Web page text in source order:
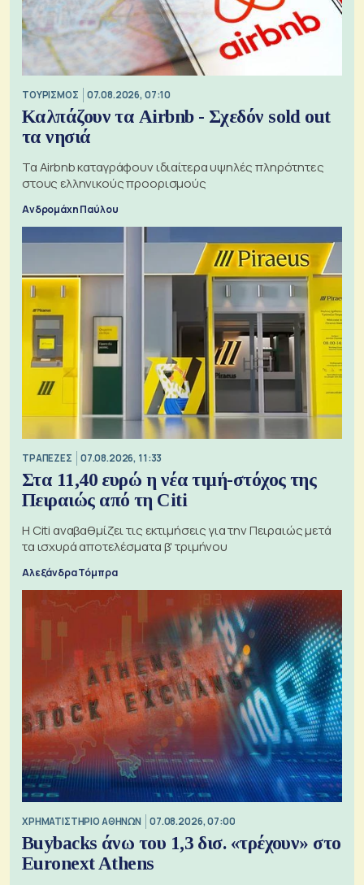
ΤΟΥΡΙΣΜΟΣ 07.08.2026, 07:10
Καλπάζουν τα Airbnb - Σχεδόν sold out
τα νησιά
Τα Airbnb καταγράφουν ιδιαίτερα υψηλές πληρότητες
στους ελληνικούς προορισμούς
Ανδρομάχη Παύλου
ΤΡΑΠΕΖΕΣ 07.08.2026, 11:33
Στα 11,40 ευρώ η νέα τιμή-στόχος της
Πειραιώς από τη Citi
Η Citi αναβαθμίζει τις εκτιμήσεις για την Πειραιώς μετά
τα ισχυρά αποτελέσματα β' τριμήνου
Αλεξάνδρα Τόμπρα
XΡΗΜΑΤΙΣΤΗΡΙΟ ΑΘΗΝΩΝ 07.08.2026, 07:00
Buybacks άνω του 1,3 δισ. «τρέχουν» στο
Euronext Athens